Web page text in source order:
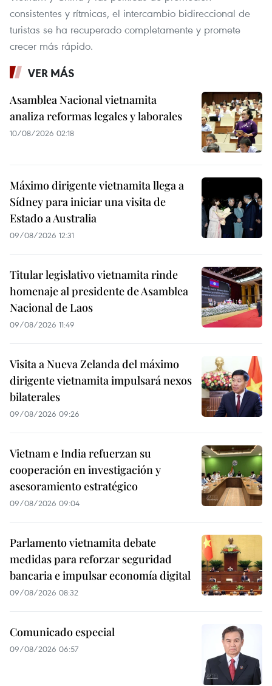
consistentes y rítmicas, el intercambio bidireccional de
turistas se ha recuperado completamente y promete
crecer más rápido.
VER MÁS
Asamblea Nacional vietnamita
analiza reformas legales y laborales
10/08/2026 02:18
Máximo dirigente vietnamita llega a
Sídney para iniciar una visita de
Estado a Australia
09/08/2026 12:31
Titular legislativo vietnamita rinde
homenaje al presidente de Asamblea
Nacional de Laos
09/08/2026 11:49
Visita a Nueva Zelanda del máximo
dirigente vietnamita impulsará nexos
bilaterales
09/08/2026 09:26
Vietnam e India refuerzan su
cooperación en investigación y
asesoramiento estratégico
09/08/2026 09:04
Parlamento vietnamita debate
medidas para reforzar seguridad
bancaria e impulsar economía digital
09/08/2026 08:32
Comunicado especial
09/08/2026 06:57